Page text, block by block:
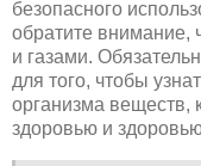
безопасного
обратите внимание,
и газами.
для того, чтобы
организма веществ,
здоровью и